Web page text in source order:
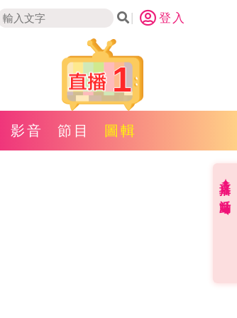
登入
1
影音 節目 圖輯
直播✦活動